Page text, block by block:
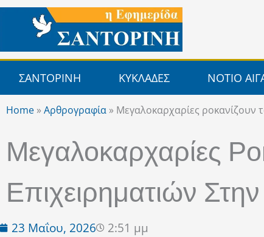
Μετάβαση
περιεχόμενο
ΣΑΝΤΟΡΙΝΗ ΚΥΚΛΑΔΕΣ ΝΟΤΙΟ
Home »Αρθρογραφία » Μεγαλοκαρχαρίες ροκανίζουν
Μεγαλοκαρχαρίες
Επιχειρηματιών
23 Μαΐου, 2026 2:51 μμ